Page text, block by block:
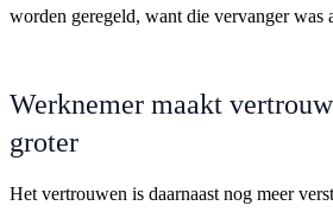
worden geregeld, want die vervanger was
Werknemer maakt
groter
Het vertrouwen is daarnaast nog meer